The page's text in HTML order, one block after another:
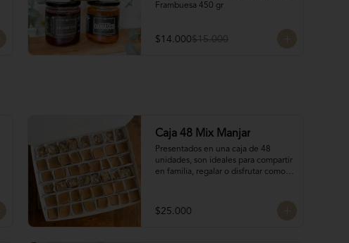
Frambuesa 450 gr
$14.000$15.000
Caja 48 Mix Manjar
Presentados en una caja de 48
unidades, son ideales para compartir
en familia, regalar o disfrutar como
16 Bocados de San Estanislao
16 Bocados Manjar Nuez Duro
$25.000